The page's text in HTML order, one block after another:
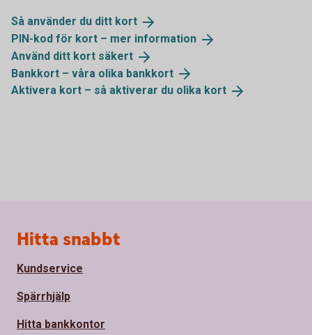
Så använder du ditt kort
PIN-kod för kort – mer information
Använd ditt kort säkert
Bankkort – våra olika bankkort
Aktivera kort – så aktiverar du olika kort
Sidfot
Hitta snabbt
Kundservice
Spärrhjälp
Hitta bankkontor